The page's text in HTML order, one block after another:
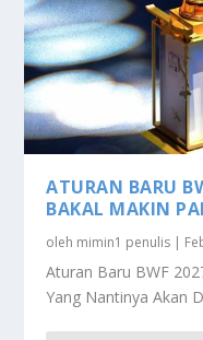
ATURAN BARU
BAKAL MAKIN
oleh mimin1 penulis |
Aturan Baru BWF
Yang Nantinya Akan